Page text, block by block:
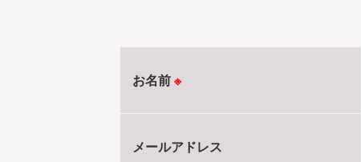
お名前※
メールアドレス